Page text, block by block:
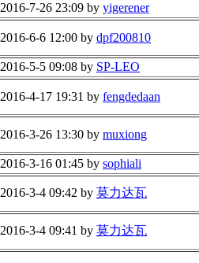
2016-7-26 23:09 by yigerener
2016-6-6 12:00 by dpf200810
2016-5-5 09:08 by SP-LEO
2016-4-17 19:31 by fengdedaan
2016-3-26 13:30 by muxiong
2016-3-16 01:45 by sophiali
2016-3-4 09:42 by 莫力达瓦
2016-3-4 09:41 by 莫力达瓦